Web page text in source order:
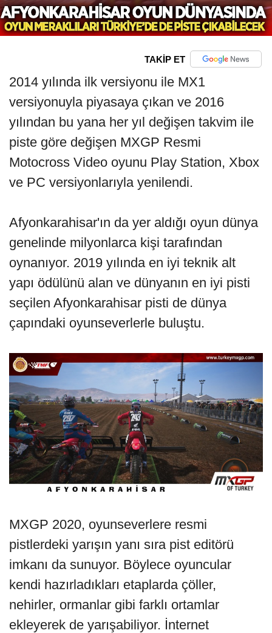
TAKİP ET
2014 yılında ilk versiyonu ile MX1
versiyonuyla piyasaya çıkan ve 2016
yılından bu yana her yıl değişen takvim ile
piste göre değişen MXGP Resmi
Motocross Video oyunu Play Station, Xbox
ve PC versiyonlarıyla yenilendi.
Afyonkarahisar'ın da yer aldığı oyun dünya
genelinde milyonlarca kişi tarafından
oynanıyor. 2019 yılında en iyi teknik alt
yapı ödülünü alan ve dünyanın en iyi pisti
seçilen Afyonkarahisar pisti de dünya
çapındaki oyunseverlerle buluştu.
MXGP 2020, oyunseverlere resmi
pistlerdeki yarışın yanı sıra pist editörü
imkanı da sunuyor. Böylece oyuncular
kendi hazırladıkları etaplarda çöller,
nehirler, ormanlar gibi farklı ortamlar
ekleyerek de yarışabiliyor. İnternet